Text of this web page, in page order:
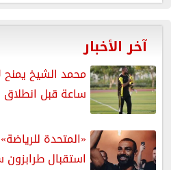
آخر الأخبار
ساعة قبل
«المتحدة
استقبال